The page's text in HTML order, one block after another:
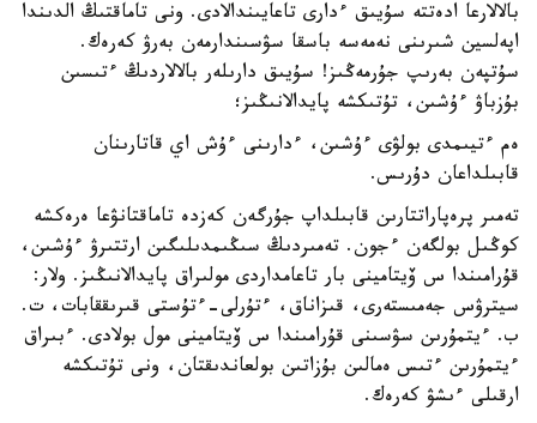
بالالارعا ادەتتە سۇيىق ءدارى تاعايىندالادى. ونى تاماقتىڭ الدىندا
اپەلسين شىرىنى نەمەسە باسقا سۋسىندارمەن بەرۋ كەرەك.
سۇتپەن بەرىپ جۇرمەڭىز! سۇيىق دارىلەر بالالاردىڭ ءتىسىن
بۇزباۋ ءۇشىن، تۇتىكشە پايدالانىڭىز؛
ەم ءتيىمدى بولۋى ءۇشىن، ءدارىنى ءۇش اي قاتارىنان
قابىلداعان دۇرىس.
تەمىر پرەپاراتتارىن قابىلداپ جۇرگەن كەزدە تاماقتانۋعا ەرەكشە
كوڭىل بولگەن ءجون. تەمىردىڭ سىڭىمدىلىگىن ارتتىرۋ ءۇشىن،
قۇرامىندا س ۆيتامينى بار تاعامداردى مولىراق پايدالانىڭىز. ولار:
سيترۋس جەمىستەرى، قىزاناق، ءتۇرلى-ءتۇستى قىرىققابات، ت.
ب. ءيتمۇرىن سۋسىنى قۇرامىندا س ۆيتامينى مول بولادى. ءبىراق
ءيتمۇرىن ءتىس ەمالىن بۇزاتىن بولعاندىقتان، ونى تۇتىكشە
ارقىلى ءىشۋ كەرەك.